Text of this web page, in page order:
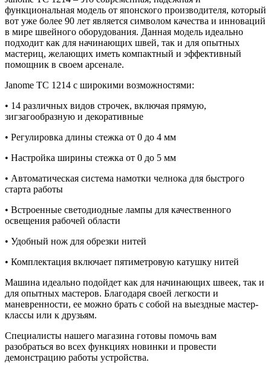
функциональная модель от японского производителя, который
вот уже более 90 лет является символом качества и инноваций
в мире швейного оборудования. Данная модель идеально
подходит как для начинающих швей, так и для опытных
мастериц, желающих иметь компактный и эффективный
помощник в своем арсенале.
Janome TC 1214 с широкими возможностями:
• 14 различных видов строчек, включая прямую,
зигзагообразную и декоративные
• Регулировка длины стежка от 0 до 4 мм
• Настройка ширины стежка от 0 до 5 мм
• Автоматическая система намотки челнока для быстрого
старта работы
• Встроенные светодиодные лампы для качественного
освещения рабочей области
• Удобный нож для обрезки нитей
• Комплектация включает пятиметровую катушку нитей
Машина идеально подойдет как для начинающих швеек, так и
для опытных мастеров. Благодаря своей легкости и
маневренности, ее можно брать с собой на выездные мастер-
классы или к друзьям.
Специалисты нашего магазина готовы помочь вам
разобраться во всех функциях новинки и провести
демонстрацию работы устройства.